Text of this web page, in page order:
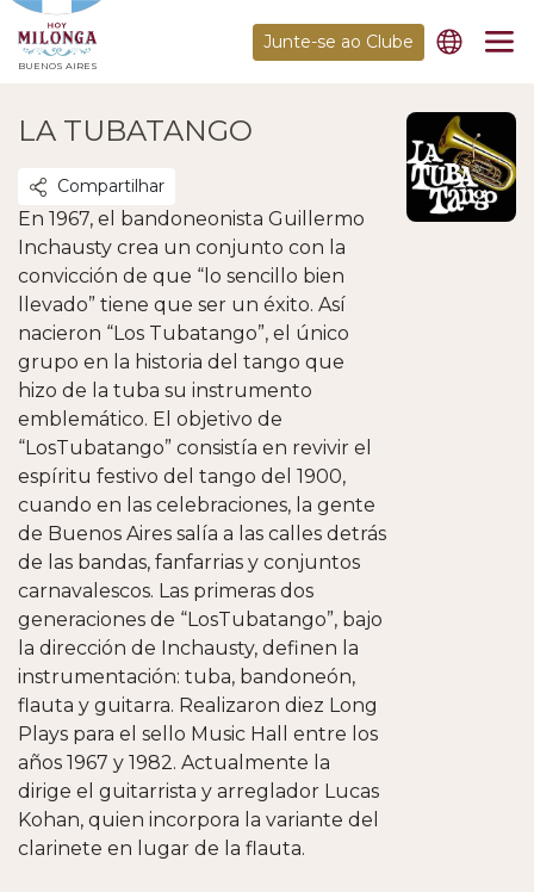
BUENOS AIRES
Junte-se ao Clube
LA TUBATANGO
Compartilhar
En 1967, el bandoneonista Guillermo
Inchausty crea un conjunto con la
convicción de que “lo sencillo bien
llevado” tiene que ser un éxito. Así
nacieron “Los Tubatango”, el único
grupo en la historia del tango que
hizo de la tuba su instrumento
emblemático. El objetivo de
“LosTubatango” consistía en revivir el
espíritu festivo del tango del 1900,
cuando en las celebraciones, la gente
de Buenos Aires salía a las calles detrás
de las bandas, fanfarrias y conjuntos
carnavalescos. Las primeras dos
generaciones de “LosTubatango”, bajo
la dirección de Inchausty, definen la
instrumentación: tuba, bandoneón,
flauta y guitarra. Realizaron diez Long
Plays para el sello Music Hall entre los
años 1967 y 1982. Actualmente la
dirige el guitarrista y arreglador Lucas
Kohan, quien incorpora la variante del
clarinete en lugar de la flauta.